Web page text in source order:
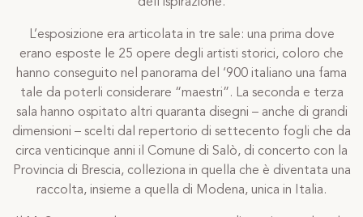
L’esposizione era articolata in tre sale: una prima dove
erano esposte le 25 opere degli artisti storici, coloro che
hanno conseguito nel panorama del ‘900 italiano una fama
tale da poterli considerare “maestri”. La seconda e terza
sala hanno ospitato altri quaranta disegni – anche di grandi
dimensioni – scelti dal repertorio di settecento fogli che da
circa venticinque anni il Comune di Salò, di concerto con la
Provincia di Brescia, colleziona in quella che è diventata una
raccolta, insieme a quella di Modena, unica in Italia.